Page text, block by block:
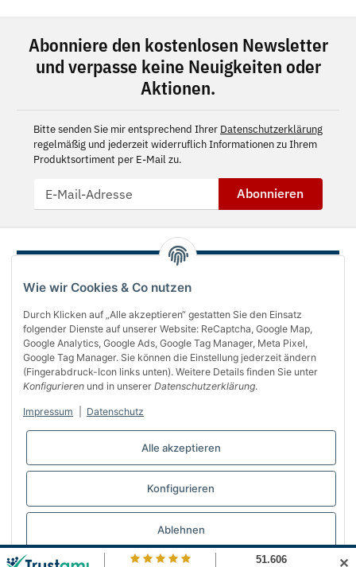
Wie wir Cookies & Co nutzen
Durch Klicken auf „Alle akzeptieren“ gestatten Sie den Einsatz
folgender Dienste auf unserer Website: ReCaptcha, Google Map,
Google Analytics, Google Ads, Google Tag Manager, Meta Pixel,
Google Tag Manager. Sie können die Einstellung jederzeit ändern
(Fingerabdruck-Icon links unten). Weitere Details finden Sie unter
Konfigurieren und in unserer Datenschutzerklärung.
Impressum Datenschutz
Alle akzeptieren
Konfigurieren
Ablehnen
Abonniere den kostenlosen Newsletter
und verpasse keine Neuigkeiten oder
Aktionen.
Bitte senden Sie mir entsprechend Ihrer Datenschutzerklärung
regelmäßig und jederzeit widerruflich Informationen zu Ihrem
Produktsortiment per E-Mail zu.
Abonnieren
Über uns
Informationen
Bequem bezahlen
✕